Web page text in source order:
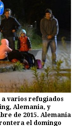
varios refugiados
Alemania, y
de 2015. Alemania
el domingo